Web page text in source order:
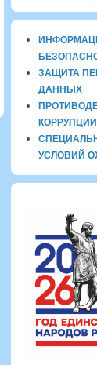
ЗАЩИТА
ДАННЫХ
КОРРУПЦИИ
УСЛОВИЙ